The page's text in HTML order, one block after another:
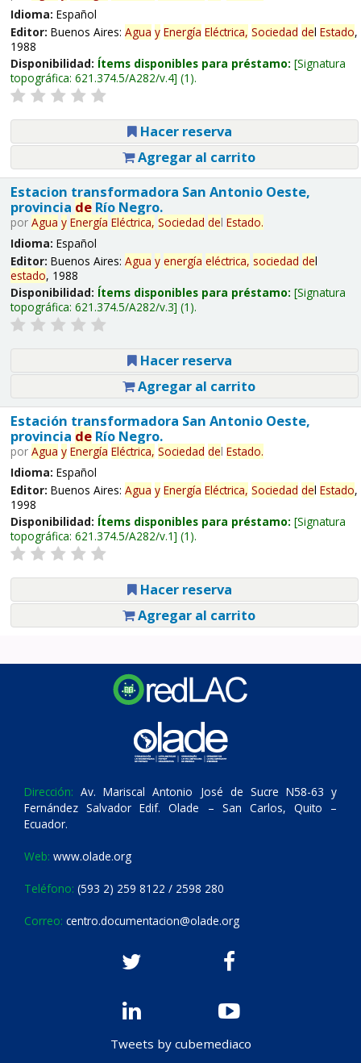
Idioma: Español
Editor: Buenos Aires: Agua y Energía Eléctrica, Sociedad del Estado,
1988
Disponibilidad: Ítems disponibles para préstamo: Signatura
topográfica: 621.374.5/A282/v.4 (1).
Hacer reserva
Agregar al carrito
Estacion transformadora San Antonio Oeste,
provincia deRío Negro.
por Agua y Energía Eléctrica, Sociedad del Estado.
Idioma: Español
Editor: Buenos Aires: Agua y energía eléctrica, sociedad del
estado, 1988
Disponibilidad: Ítems disponibles para préstamo: Signatura
topográfica: 621.374.5/A282/v.3 (1).
Hacer reserva
Agregar al carrito
Estación transformadora San Antonio Oeste,
provincia deRío Negro.
por Agua y Energía Eléctrica, Sociedad del Estado.
Idioma: Español
Editor: Buenos Aires: Agua y Energía Eléctrica, Sociedad del Estado,
1998
Disponibilidad: Ítems disponibles para préstamo: Signatura
topográfica: 621.374.5/A282/v.1 (1).
Hacer reserva
Agregar al carrito
Dirección: Av. Mariscal Antonio José de Sucre N58-63 y
Fernández Salvador Edif. Olade – San Carlos, Quito –
Ecuador.
Web: www.olade.org
Teléfono: (593 2) 259 8122 / 2598 280
Correo: centro.documentacion@olade.org
Tweets by cubemediaco